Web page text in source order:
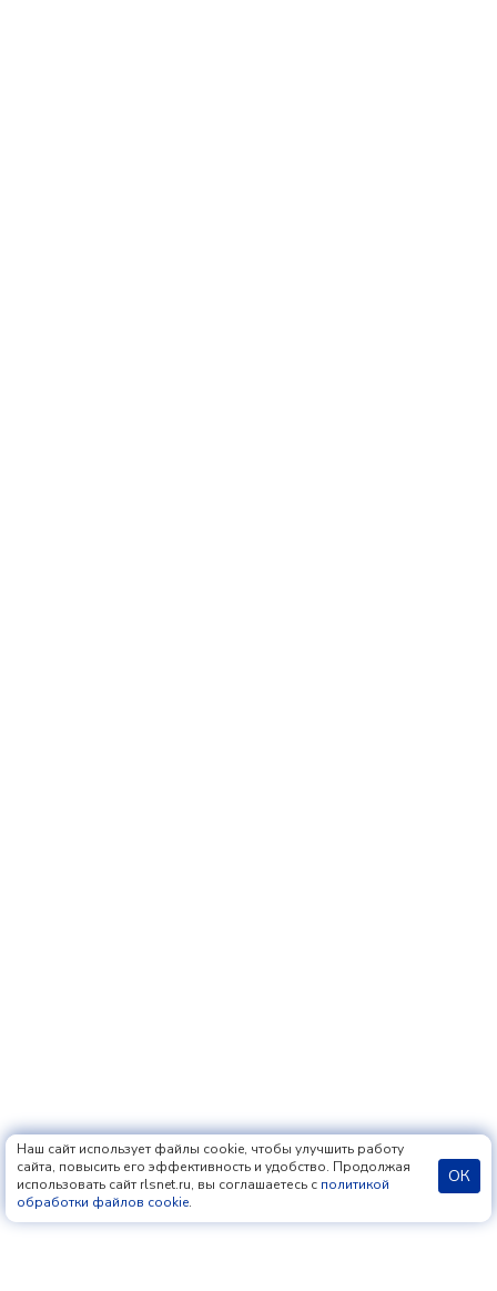
Наш сайт использует файлы cookie, чтобы улучшить работу
сайта, повысить его эффективность и удобство. Продолжая
использовать сайт rlsnet.ru, вы соглашаетесь с политикой
обработки файлов cookie.
ОК